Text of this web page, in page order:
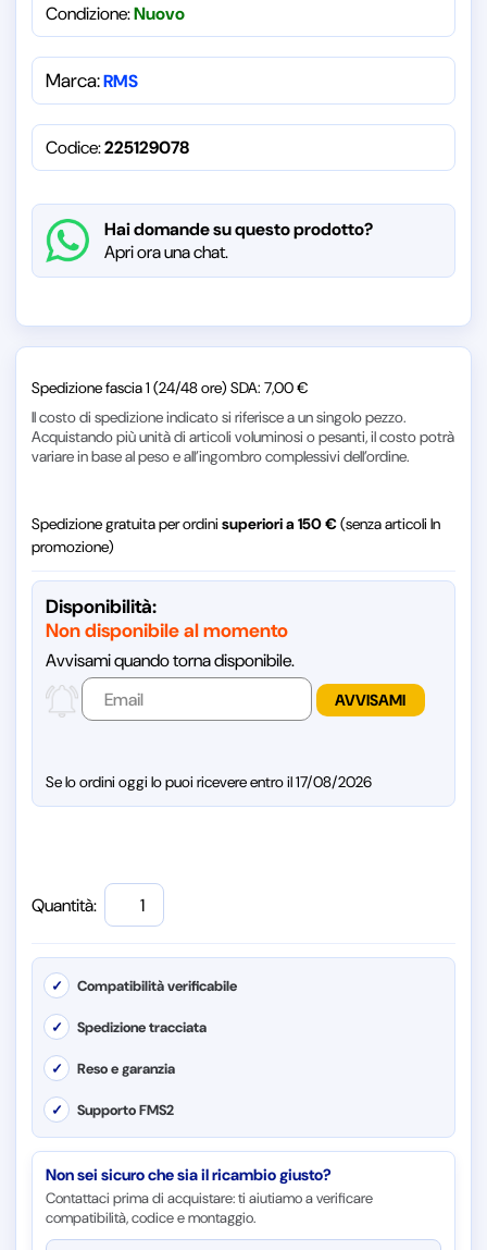
Condizione:Nuovo
Marca:RMS
Codice:225129078
Hai domande su questo prodotto?
Apri ora una chat.
Spedizione fascia 1 (24/48 ore) SDA: 7,00 €
Il costo di spedizione indicato si riferisce a un singolo pezzo.
Acquistando più unità di articoli voluminosi o pesanti, il costo potrà
variare in base al peso e all’ingombro complessivi dell’ordine.
Spedizione gratuita per ordinisuperiori a 150 €(senza articoli In
promozione)
Disponibilità:
Non disponibile al momento
Avvisami quando torna disponibile.
Se lo ordini oggi lo puoi ricevere entro il 17/08/2026
Quantità:
✓ Compatibilità verificabile
✓ Spedizione tracciata
✓ Reso e garanzia
✓ Supporto FMS2
Non sei sicuro che sia il ricambio giusto?
Contattaci prima di acquistare: ti aiutiamo a verificare
compatibilità, codice e montaggio.